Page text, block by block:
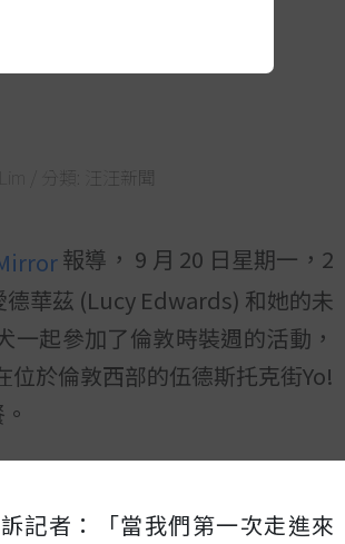
/ 分類: 汪汪新聞
報導， 9 月 20 日星期一，2
華茲 (Lucy Edwards) 和她的未
一起參加了倫敦時裝週的活動，
位於倫敦西部的伍德斯托克街Yo!
記者：「當我們第一次走進來